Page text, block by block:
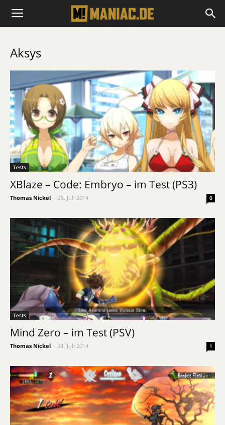
Aksys
Tests
XBlaze – Code: Embryo – im Test (PS3)
Thomas Nickel 28. Juli 2014 0
Tests
Mind Zero – im Test (PSV)
Thomas Nickel 21. Juli 2014 1